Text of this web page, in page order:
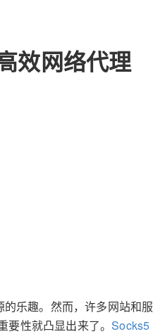
效网络代理
乐趣。然而，许多网站和服
要性就凸显出来了。Socks5